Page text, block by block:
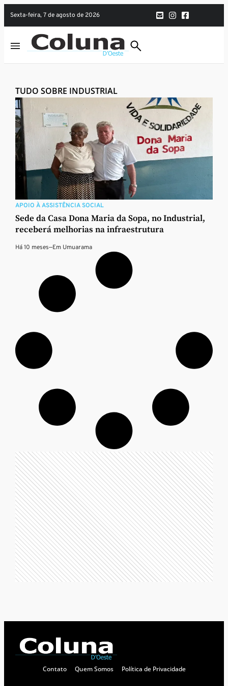
sexta-feira, 7 de agosto de 2026
TUDO SOBRE INDUSTRIAL
APOIO À ASSISTÊNCIA SOCIAL
Sede da Casa Dona Maria da Sopa, no Industrial,
receberá melhorias na infraestrutura
Há 10 meses—Em Umuarama
Contato Quem Somos Política de Privacidade